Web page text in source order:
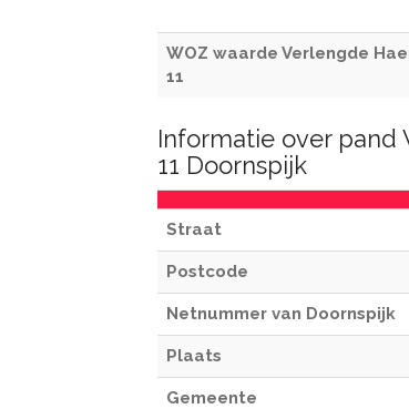
WOZ waarde Verlengde
11
Informatie over pand
11 Doornspijk
Straat
Postcode
Netnummer van Doornspijk
Plaats
Gemeente